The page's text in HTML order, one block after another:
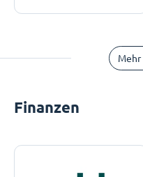
Mehr
Finanzen